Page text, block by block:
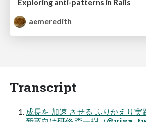
Exploring anti-patterns in Rails
aemeredith
Transcript
成長を 加速 させる ふりかえり